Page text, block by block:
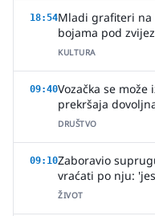
18:54Mladi grafiteri na
bojama pod
KULTURA
09:40Vozačka se
prekršaja
DRUŠTVO
09:10Zaboravio
vraćati po nju:
ŽIVOT